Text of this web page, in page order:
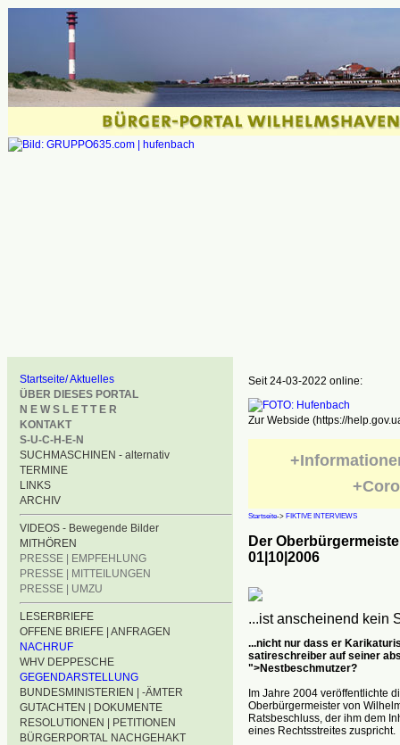
Startseite/ Aktuelles
ÜBER DIESES PORTAL
N E W S L E T T E R
KONTAKT
S-U-C-H-E-N
SUCHMASCHINEN - alternativ
TERMINE
LINKS
ARCHIV
VIDEOS - Bewegende Bilder
MITHÖREN
PRESSE | EMPFEHLUNG
PRESSE | MITTEILUNGEN
PRESSE | UMZU
LESERBRIEFE
OFFENE BRIEFE | ANFRAGEN
NACHRUF
WHV DEPPESCHE
GEGENDARSTELLUNG
BUNDESMINISTERIEN | -ÄMTER
GUTACHTEN | DOKUMENTE
RESOLUTIONEN | PETITIONEN
BÜRGERPORTAL NACHGEHAKT
Seit 24-03-2022 online:
Zur Webside (https://
Startseite-> FIKTIVE INTERVIEWS
Der
01|10|2006
...ist anscheinend kein
...nicht nur dass er
satireschreiber auf seiner
">Nestbeschmutzer?
Im Jahre 2004 veröffentlichte
Oberbürgermeister von
Ratsbeschluss, der ihm dem
eines Rechtsstreites zuspricht.